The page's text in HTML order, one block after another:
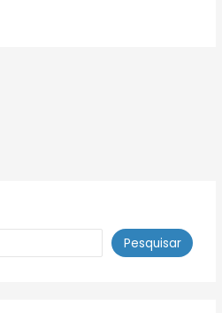
Pesquisar